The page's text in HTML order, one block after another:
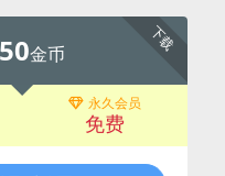
下载
50金币
永久会员
免费